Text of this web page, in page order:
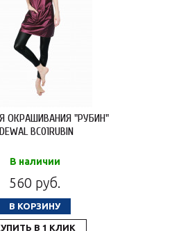
ОКРАШИВАНИЯ "РУБИН"
BC01RUBIN
В наличии
560 руб.
В КОРЗИНУ
В 1 КЛИК